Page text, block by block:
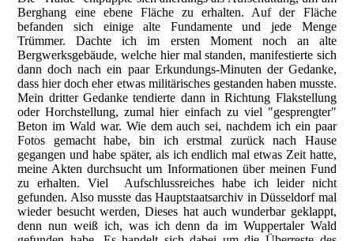
Berghang eine ebene Fläche zu erhalten. Auf der Fläche
befanden sich einige alte Fundamente und jede Menge
Trümmer. Dachte ich im ersten Moment noch an alte
Bergwerksgebäude, welche hier mal standen, manifestierte sich
dann doch nach ein paar Erkundungs-Minuten der Gedanke,
dass hier doch eher etwas militärisches gestanden haben musste.
Mein dritter Gedanke tendierte dann in Richtung Flakstellung
oder Horchstellung, zumal hier einfach zu viel "gesprengter"
Beton im Wald war. Wie dem auch sei, nachdem ich ein paar
Fotos gemacht habe, bin ich erstmal zurück nach Hause
gegangen und habe später, als ich endlich mal etwas Zeit hatte,
meine Akten durchsucht um Informationen über meinen Fund
zu erhalten. Viel Aufschlussreiches habe ich leider nicht
gefunden. Also musste das Hauptstaatsarchiv in Düsseldorf mal
wieder besucht werden, Dieses hat auch wunderbar geklappt,
denn nun weiß ich, was ich denn da im Wuppertaler Wald